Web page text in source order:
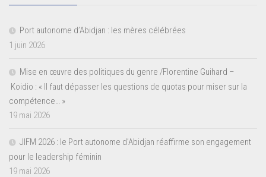
Port autonome d’Abidjan : les mères célébrées
1 juin 2026
Mise en œuvre des politiques du genre /Florentine Guihard –
Koidio : « Il faut dépasser les questions de quotas pour miser sur la
compétence… »
19 mai 2026
JIFM 2026 : le Port autonome d’Abidjan réaffirme son engagement
pour le leadership féminin
19 mai 2026